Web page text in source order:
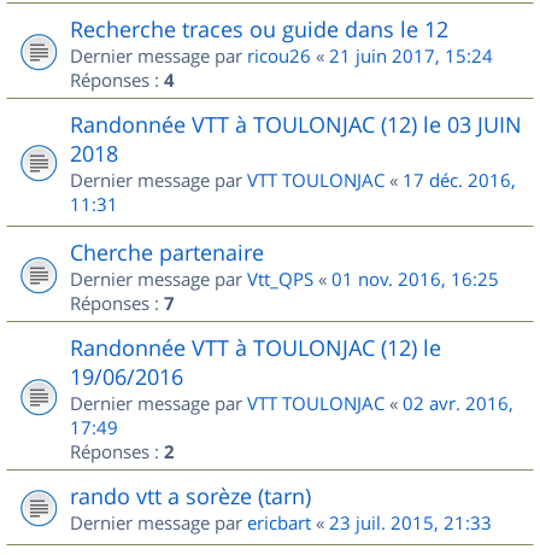
Recherche traces ou guide dans le 12
Dernier message par ricou26 « 21 juin 2017, 15:24
Réponses : 4
Randonnée VTT à TOULONJAC (12) le 03 JUIN
2018
Dernier message par VTT TOULONJAC « 17 déc. 2016,
11:31
Cherche partenaire
Dernier message par Vtt_QPS « 01 nov. 2016, 16:25
Réponses : 7
Randonnée VTT à TOULONJAC (12) le
19/06/2016
Dernier message par VTT TOULONJAC « 02 avr. 2016,
17:49
Réponses : 2
rando vtt a sorèze (tarn)
Dernier message par ericbart « 23 juil. 2015, 21:33